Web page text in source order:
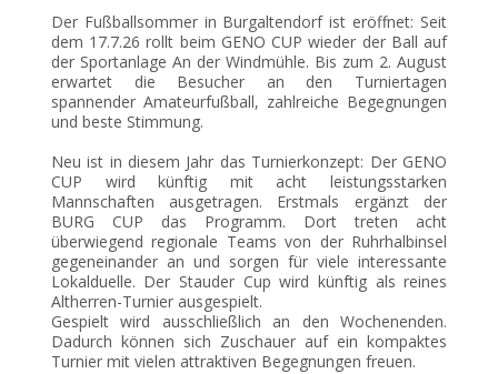
Der Fußballsommer in Burgaltendorf ist eröffnet: Seit
dem 17.7.26 rollt beim GENO CUP wieder der Ball auf
der Sportanlage An der Windmühle. Bis zum 2. August
erwartet die Besucher an den Turniertagen
spannender Amateurfußball, zahlreiche Begegnungen
und beste Stimmung.
Neu ist in diesem Jahr das Turnierkonzept: Der GENO
CUP wird künftig mit acht leistungsstarken
Mannschaften ausgetragen. Erstmals ergänzt der
BURG CUP das Programm. Dort treten acht
überwiegend regionale Teams von der Ruhrhalbinsel
gegeneinander an und sorgen für viele interessante
Lokalduelle. Der Stauder Cup wird künftig als reines
Altherren-Turnier ausgespielt.
Gespielt wird ausschließlich an den Wochenenden.
Dadurch können sich Zuschauer auf ein kompaktes
Turnier mit vielen attraktiven Begegnungen freuen.